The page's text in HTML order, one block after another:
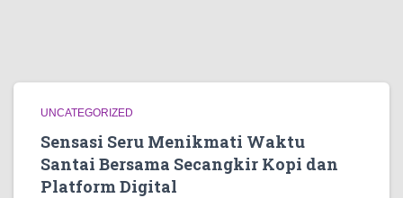
UNCATEGORIZED
Sensasi Seru Menikmati Waktu
Santai Bersama Secangkir Kopi dan
Platform Digital